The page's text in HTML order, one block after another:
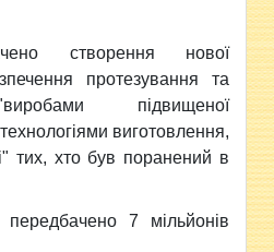
створення нової
протезування та
підвищеної
виготовлення,
тих, хто був поранений в
7 мільйонів